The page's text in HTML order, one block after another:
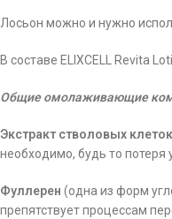
Лосьон можно и нужно
В составе ELIXCELL Revita
Общие омолаживающие
Экстракт стволовых клеток
необходимо, будь то потеря
Фуллерен (одна из форм
препятствует процессам